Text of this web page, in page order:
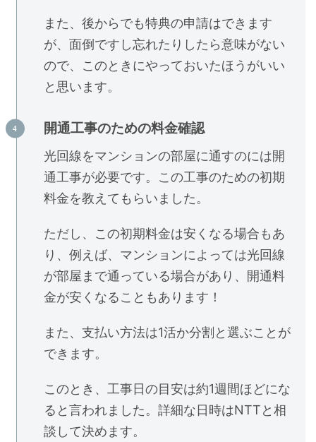
また、後からでも特典の申請はできます
が、面倒ですし忘れたりしたら意味がない
ので、このときにやっておいたほうがいい
と思います。
開通工事のための料金確認
光回線をマンションの部屋に通すのには開
通工事が必要です。この工事のための初期
料金を教えてもらいました。
ただし、この初期料金は安くなる場合もあ
り、例えば、マンションによっては光回線
が部屋まで通っている場合があり、開通料
金が安くなることもあります！
また、支払い方法は1活か分割と選ぶことが
できます。
このとき、工事日の目安は約1週間ほどにな
ると言われました。詳細な日時はNTTと相
談して決めます。